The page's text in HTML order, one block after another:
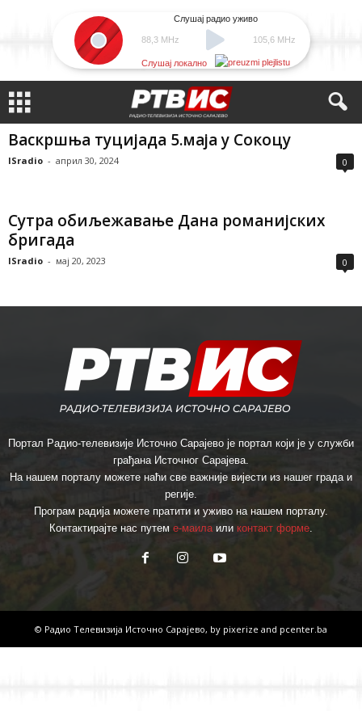
88,3 MHz
Слушај радио уживо
105,6 MHz
Слушај локално
Васкршња туцијада 5.маја у Сокоцу
ISradio - април 30, 2024 0
Сутра обиљежавање Дана романијских
бригада
ISradio - мај 20, 2023 0
Портал Радио-телевизије Источно Сарајево је портал који је у служби
грађана Источног Сарајева.
На нашем порталу можете наћи све важније вијести из нашег града и
регије.
Програм радија можете пратити и уживо на нашем порталу.
Контактирајте нас путем е-маилаили контакт форме.
© Радио Телевизија Источно Сарајево, by pixerize and pcenter.ba